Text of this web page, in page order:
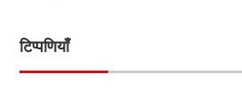
टिप्पणियाँ